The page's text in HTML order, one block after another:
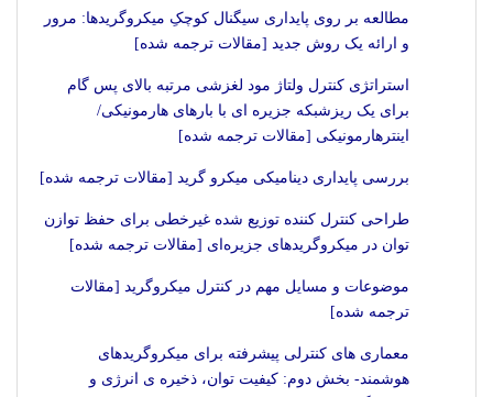
مطالعه بر روی پایداری سیگنال کوچکِ میکروگریدها: مرور
و ارائه یک روش جدید [مقالات ترجمه شده]
استراتژی کنترل ولتاژ مود لغزشی مرتبه بالای پس گام
برای یک ریزشبکه جزیره ای با بارهای هارمونیکی/
اینترهارمونیکی [مقالات ترجمه شده]
بررسی پایداری دینامیکی میکرو گرید [مقالات ترجمه شده]
طراحی کنترل کننده توزیع شده غیرخطی برای حفظ توازن
توان در میکروگریدهای جزیره‌ای [مقالات ترجمه شده]
موضوعات و مسایل مهم در کنترل میکروگرید [مقالات
ترجمه شده]
معماری های کنترلی پیشرفته برای میکروگریدهای
هوشمند- بخش دوم: کیفیت توان، ذخیره ی انرژی و